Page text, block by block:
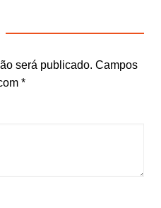
será publicado. Campos
*